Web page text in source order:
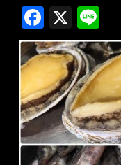
F
a
c
e
b
o
o
X
in
e